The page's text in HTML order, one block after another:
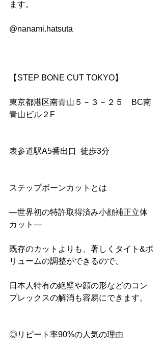
ます。
@nanami.hatsuta
【STEP BONE CUT TOKYO】
東京都港区南青山５－３－２５　BC南
青山ビル２F
表参道駅A5番出口  徒歩3分
ステップボーンカットとは
―世界初の特許取得済み小顔補正立体
カット―
既存のカットよりも、著しくタイト&ボ
リュームの調整ができるので、
日本人特有の絶壁や顔の形などのコン
プレックスの解消も容易にできます。
◎リピート率90%の人気の理由